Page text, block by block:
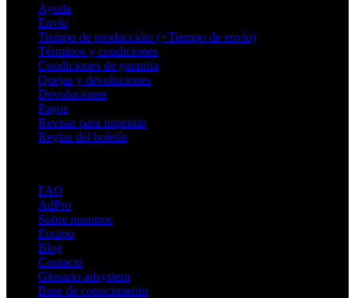
Ayuda
Envío
Tiempo de producción: (+Tiempo de envío)
Términos y condiciones
Condiciones de garantía
Quejas y devoluciones
Devoluciones
Pagos
Revisar para imprimir
Reglas del boletín
FAQ
AdPro
Sobre nosotros
Equipo
Blog
Contacto
Glosario adsystem
Base de conocimiento